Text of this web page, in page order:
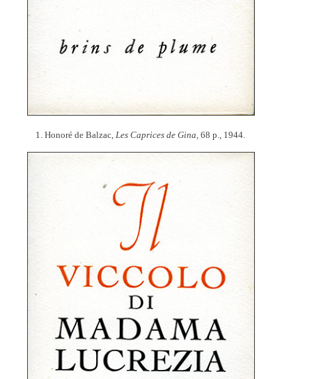
1. Honoré de Balzac, Les Caprices de Gina, 68 p., 1944.